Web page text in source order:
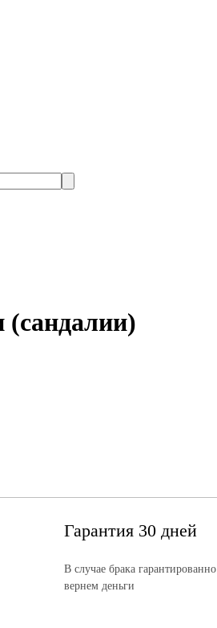
Гарантия 30 дней
В случае брака гарантированно
вернем деньги